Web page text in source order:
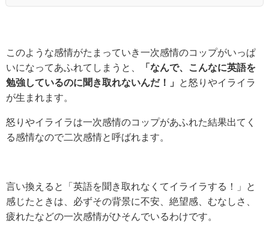
このような感情がたまっていき一次感情のコップがいっぱ
いになってあふれてしまうと、
「なんで、こんなに英語を
勉強しているのに聞き取れないんだ！」
と怒りやイライラ
が生まれます。
怒りやイライラは一次感情のコップがあふれた結果出てく
る感情なので二次感情と呼ばれます。
言い換えると「英語を聞き取れなくてイライラする！」と
感じたときは、必ずその背景に不安、絶望感、むなしさ、
疲れたなどの一次感情がひそんでいるわけです。